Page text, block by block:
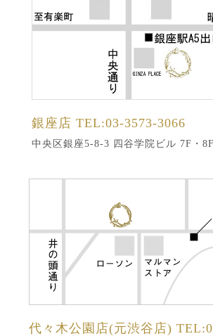
銀座店 TEL:03-3573-3066
中央区銀座5-8-3 四谷学院ビル 7F・8F
代々木公園店(元渋谷店)